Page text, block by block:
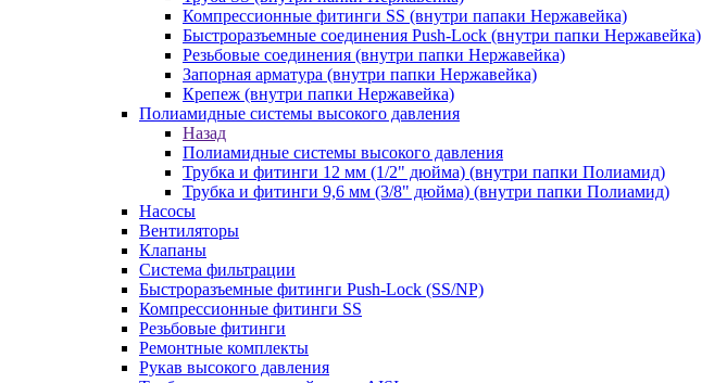
Компрессионные фитинги SS (внутри папаки Нержавейка)
Быстроразъемные соединения Push-Lock (внутри папки Нержавейка)
Резьбовые соединения (внутри папки Нержавейка)
Запорная арматура (внутри папки Нержавейка)
Крепеж (внутри папки Нержавейка)
Полиамидные системы высокого давления
Назад
Полиамидные системы высокого давления
Трубка и фитинги 12 мм (1/2" дюйма) (внутри папки Полиамид)
Трубка и фитинги 9,6 мм (3/8" дюйма) (внутри папки Полиамид)
Насосы
Вентиляторы
Клапаны
Система фильтрации
Быстроразъемные фитинги Push-Lock (SS/NP)
Компрессионные фитинги SS
Резьбовые фитинги
Ремонтные комплекты
Рукав высокого давления